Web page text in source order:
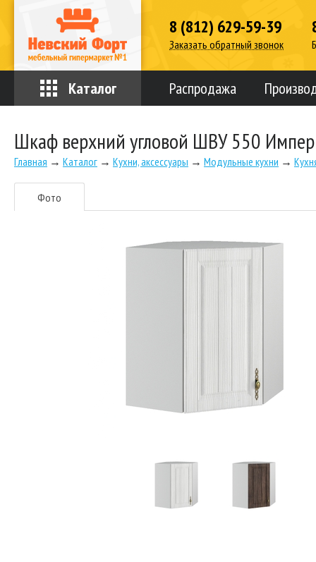
8 (812) 629-59-39
Заказать обратный звонок
Каталог Распродажа
Шкаф верхний угловой ШВУ 550
Главная → Каталог → Кухни, аксессуары → Модульные кухни →
Фото